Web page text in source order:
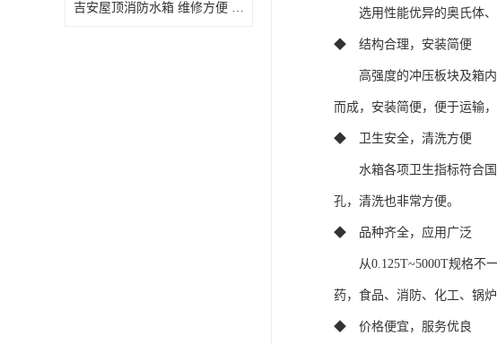
吉安屋顶消防水箱 维修方便 箱体钢度足 选用性能优异的奥氏体、
◆ 结构合理，安装简便
高强度的冲压板块及箱内
而成，安装简便，便于运输
◆ 卫生安全，清洗方便
水箱各项卫生指标符合国
孔，清洗也非常方便。
◆ 品种齐全，应用广泛
从0.125T~5000T规格不一
药，食品、消防、化工、锅炉
◆ 价格便宜，服务优良